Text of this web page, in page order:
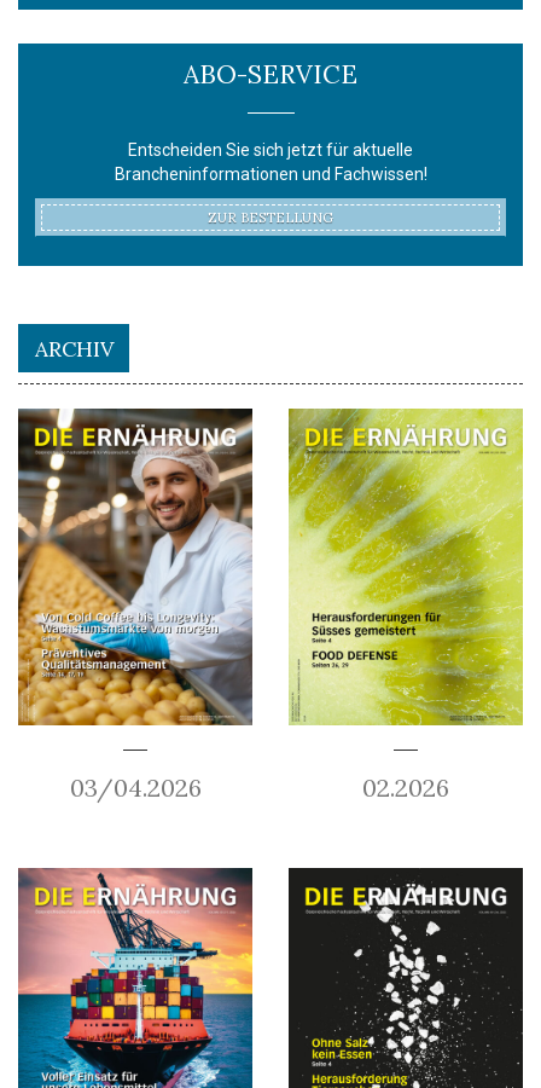
ABO-SERVICE
Entscheiden Sie sich jetzt für aktuelle
Brancheninformationen und Fachwissen!
ZUR BESTELLUNG
ARCHIV
03/04.2026 02.2026